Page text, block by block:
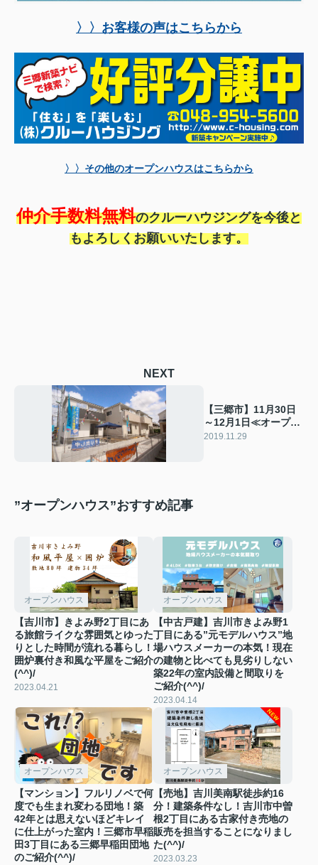
〉〉お客様の声はこちらから
〉〉その他のオープンハウスはこちらから
仲介手数料無料のクルーハウジングを今後と
もよろしくお願いいたします。
NEXT
【三郷市】11月30日
～12月1日≪オープン
ハウスはこちら≫
2019.11.29
”オープンハウス”おすすめ記事
オープンハウス
【吉川市】きよみ野2丁目にあ
る旅館ライクな雰囲気とゆった
りとした時間が流れる暮らし！
囲炉裏付き和風な平屋をご紹介
(^^)/
2023.04.21
オープンハウス
【中古戸建】吉川市きよみ野1
丁目にある”元モデルハウス”地
場ハウスメーカーの本気！現在
の建物と比べても見劣りしない
築22年の室内設備と間取りを
ご紹介(^^)/
2023.04.14
オープンハウス
【マンション】フルリノベで何
度でも生まれ変わる団地！築
42年とは思えないほどキレイ
に仕上がった室内！三郷市早稲
田3丁目にある三郷早稲田団地
のご紹介(^^)/
オープンハウス
【売地】吉川美南駅徒歩約16
分！建築条件なし！吉川市中曽
根2丁目にある古家付き売地の
販売を担当することになりまし
た(^^)/
2023.03.23